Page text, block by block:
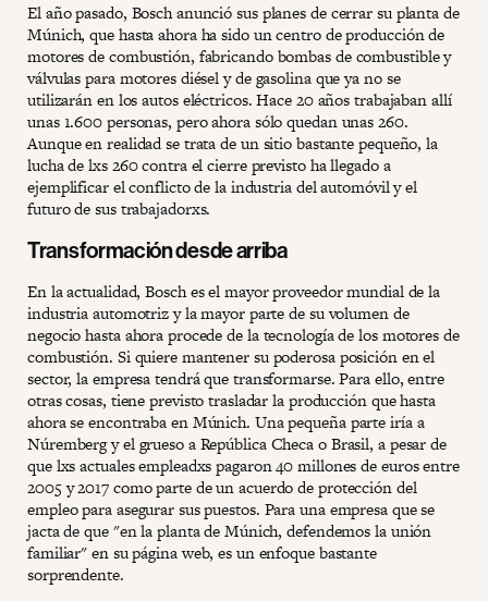
El año pasado, Bosch anunció sus planes de cerrar su planta de
Múnich, que hasta ahora ha sido un centro de producción de
motores de combustión, fabricando bombas de combustible y
válvulas para motores diésel y de gasolina que ya no se
utilizarán en los autos eléctricos. Hace 20 años trabajaban allí
unas 1.600 personas, pero ahora sólo quedan unas 260.
Aunque en realidad se trata de un sitio bastante pequeño, la
lucha de lxs 260 contra el cierre previsto ha llegado a
ejemplificar el conflicto de la industria del automóvil y el
futuro de sus trabajadorxs.
Transformación desde arriba
En la actualidad, Bosch es el mayor proveedor mundial de la
industria automotriz y la mayor parte de su volumen de
negocio hasta ahora procede de la tecnología de los motores de
combustión. Si quiere mantener su poderosa posición en el
sector, la empresa tendrá que transformarse. Para ello, entre
otras cosas, tiene previsto trasladar la producción que hasta
ahora se encontraba en Múnich. Una pequeña parte iría a
Núremberg y el grueso a República Checa o Brasil, a pesar de
que lxs actuales empleadxs pagaron 40 millones de euros entre
2005 y 2017 como parte de un acuerdo de protección del
empleo para asegurar sus puestos. Para una empresa que se
jacta de que "en la planta de Múnich, defendemos la unión
familiar" en su página web, es un enfoque bastante
sorprendente.